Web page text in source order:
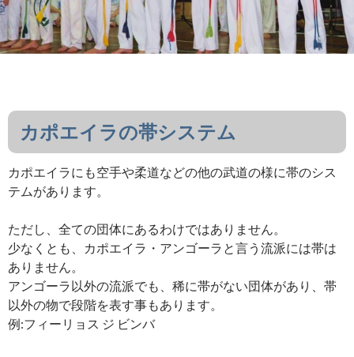
カポエイラの帯システム
カポエイラにも空手や柔道などの他の武道の様に帯のシス
テムがあります。
ただし、全ての団体にあるわけではありません。
少なくとも、カポエイラ・アンゴーラと言う流派には帯は
ありません。
アンゴーラ以外の流派でも、稀に帯がない団体があり、帯
以外の物で段階を表す事もあります。
例:フィーリョス ジ ビンバ